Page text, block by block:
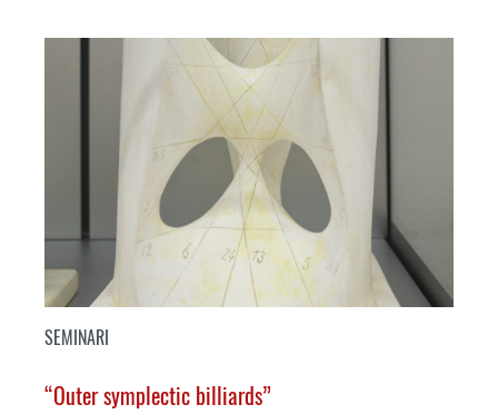
SEMINARI
“Outer symplectic billiards”